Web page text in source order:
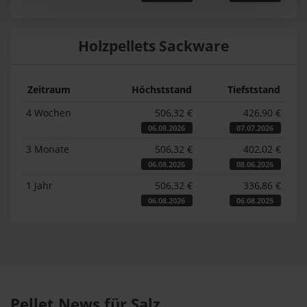
Holzpellets Sackware
Zeitraum Höchststand
Tiefststand
4 Wochen
506,32 €
06.08.2026
426,90 €
07.07.2026
3 Monate 506,32 €
06.08.2026
402,02 €
08.06.2026
1 Jahr 506,32 €
06.08.2026
336,86 €
06.08.2025